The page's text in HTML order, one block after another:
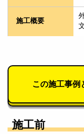
施工概要
この施工事例
施工前